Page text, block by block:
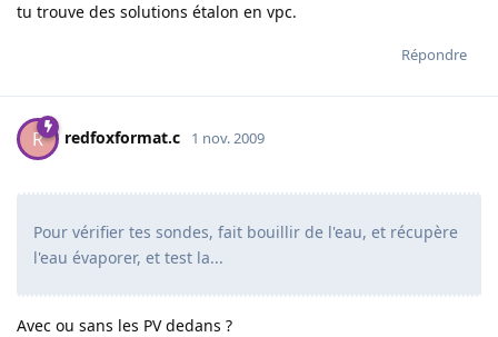
tu trouve des solutions étalon en vpc.
Répondre
R redfoxformat.c 1 nov. 2009
Pour vérifier tes sondes, fait bouillir de l'eau, et récupère
l'eau évaporer, et test la...
Avec ou sans les PV dedans ?